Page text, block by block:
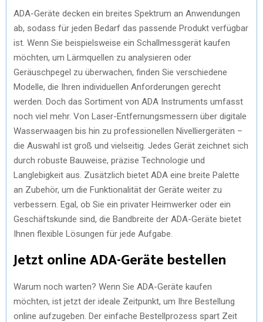
ADA-Geräte decken ein breites Spektrum an Anwendungen
ab, sodass für jeden Bedarf das passende Produkt verfügbar
ist. Wenn Sie beispielsweise ein Schallmessgerät kaufen
möchten, um Lärmquellen zu analysieren oder
Geräuschpegel zu überwachen, finden Sie verschiedene
Modelle, die Ihren individuellen Anforderungen gerecht
werden. Doch das Sortiment von ADA Instruments umfasst
noch viel mehr. Von Laser-Entfernungsmessern über digitale
Wasserwaagen bis hin zu professionellen Nivelliergeräten –
die Auswahl ist groß und vielseitig. Jedes Gerät zeichnet sich
durch robuste Bauweise, präzise Technologie und
Langlebigkeit aus. Zusätzlich bietet ADA eine breite Palette
an Zubehör, um die Funktionalität der Geräte weiter zu
verbessern. Egal, ob Sie ein privater Heimwerker oder ein
Geschäftskunde sind, die Bandbreite der ADA-Geräte bietet
Ihnen flexible Lösungen für jede Aufgabe.
Jetzt online ADA-Geräte bestellen
Warum noch warten? Wenn Sie ADA-Geräte kaufen
möchten, ist jetzt der ideale Zeitpunkt, um Ihre Bestellung
online aufzugeben. Der einfache Bestellprozess spart Zeit